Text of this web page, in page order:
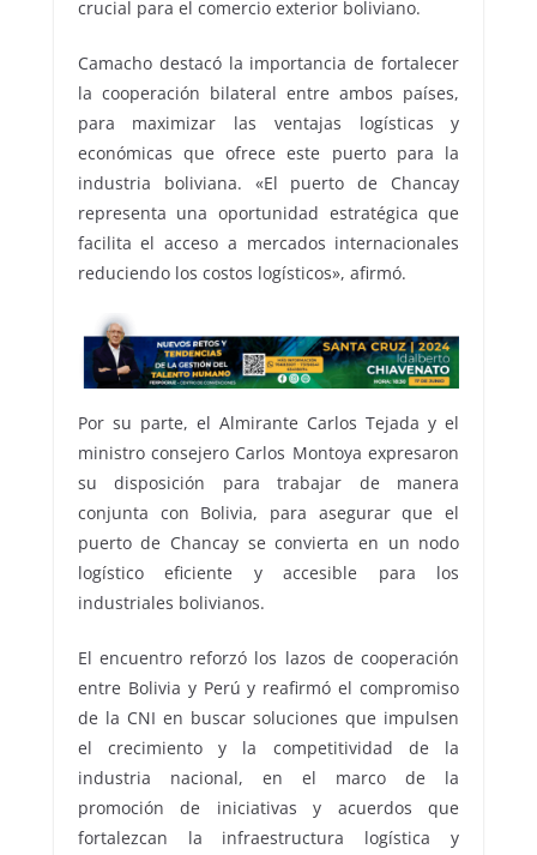
crucial para el comercio exterior boliviano.
Camacho destacó la importancia de fortalecer
la cooperación bilateral entre ambos países,
para maximizar las ventajas logísticas y
económicas que ofrece este puerto para la
industria boliviana. «El puerto de Chancay
representa una oportunidad estratégica que
facilita el acceso a mercados internacionales
reduciendo los costos logísticos», afirmó.
Por su parte, el Almirante Carlos Tejada y el
ministro consejero Carlos Montoya expresaron
su disposición para trabajar de manera
conjunta con Bolivia, para asegurar que el
puerto de Chancay se convierta en un nodo
logístico eficiente y accesible para los
industriales bolivianos.
El encuentro reforzó los lazos de cooperación
entre Bolivia y Perú y reafirmó el compromiso
de la CNI en buscar soluciones que impulsen
el crecimiento y la competitividad de la
industria nacional, en el marco de la
promoción de iniciativas y acuerdos que
fortalezcan la infraestructura logística y